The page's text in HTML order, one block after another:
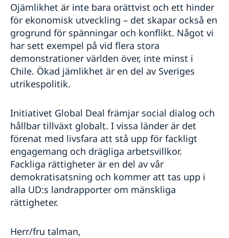
Ojämlikhet är inte bara orättvist och ett hinder
för ekonomisk utveckling – det skapar också en
grogrund för spänningar och konflikt. Något vi
har sett exempel på vid flera stora
demonstrationer världen över, inte minst i
Chile. Ökad jämlikhet är en del av Sveriges
utrikespolitik.
Initiativet Global Deal främjar social dialog och
hållbar tillväxt globalt. I vissa länder är det
förenat med livsfara att stå upp för fackligt
engagemang och drägliga arbetsvillkor.
Fackliga rättigheter är en del av vår
demokratisatsning och kommer att tas upp i
alla UD:s landrapporter om mänskliga
rättigheter.
Herr/fru talman,